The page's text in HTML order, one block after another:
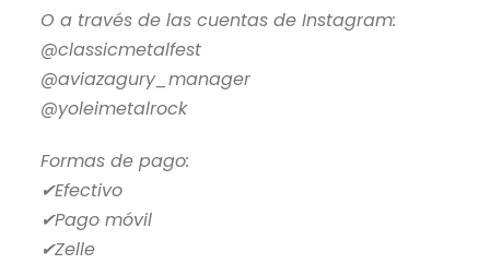
O a través de las cuentas de Instagram:
@classicmetalfest
@aviazagury_manager
@yoleimetalrock
Formas de pago:
✔Efectivo
✔Pago móvil
✔Zelle